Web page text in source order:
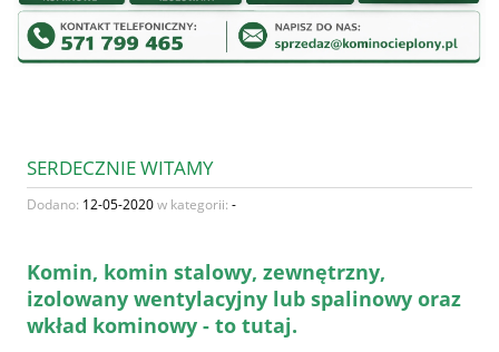
SERDECZNIE WITAMY
Dodano: 12-05-2020w kategorii: -
Komin, komin stalowy, zewnętrzny,
izolowany wentylacyjny lub spalinowy oraz
wkład kominowy - to tutaj.